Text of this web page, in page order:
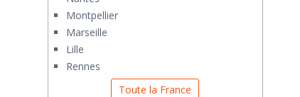
Montpellier
Marseille
Lille
Rennes
Toute la France